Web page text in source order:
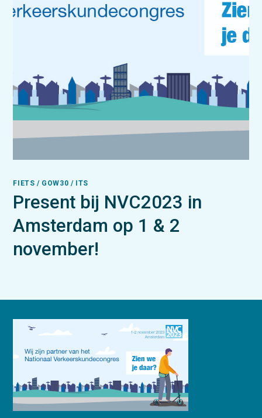
FIETS / GOW30 / ITS
Present bij NVC2023 in
Amsterdam op 1 & 2
november!